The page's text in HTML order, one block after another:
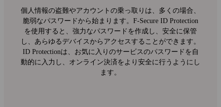
個人情報の盗難やアカウントの乗っ取りは、多くの場合、
脆弱なパスワードから始まります。F‑Secure ID Protection
を使用すると、強力なパスワードを作成し、安全に保管
し、あらゆるデバイスからアクセスすることができます。
ID Protectionは、お気に入りのサービスのパスワードを自
動的に入力し、オンライン決済をより安全に行うようにし
ます。